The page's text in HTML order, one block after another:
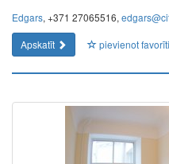
Edgars, +371 27065516,
Apskatīt
pievienot